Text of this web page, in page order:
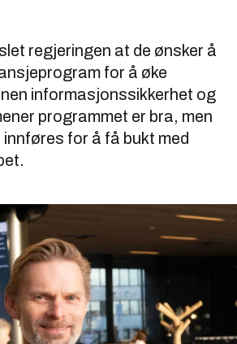
regjeringen at de ønsker å
for å øke
informasjonssikkerhet og
programmet er bra, men
for å få bukt med